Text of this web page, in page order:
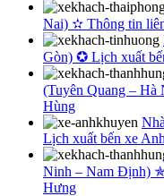
Nai) ✫ Thông tin
Gòn) ✪ Lịch xuất
(Tuyên Quang – Hà
Hùng
Lịch xuất bến xe
Ninh – Nam Định) ✯
Hưng